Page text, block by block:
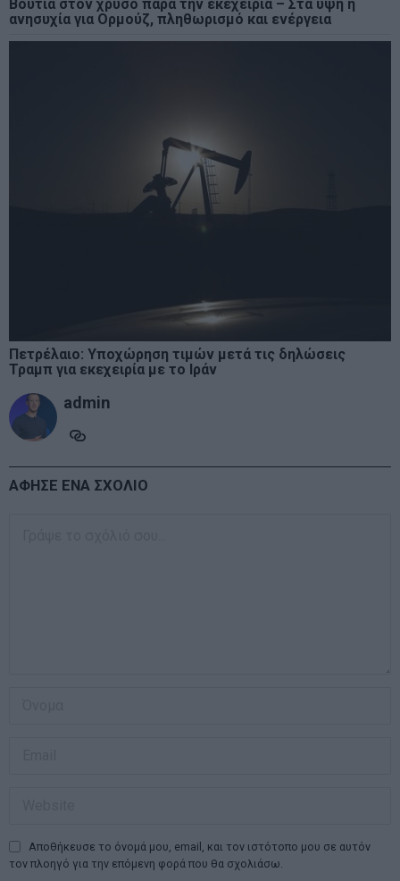
Βουτιά στον χρυσό παρά την εκεχειρία – Στα ύψη η
ανησυχία για Ορμούζ, πληθωρισμό και ενέργεια
Πετρέλαιο: Υποχώρηση τιμών μετά τις δηλώσεις
Τραμπ για εκεχειρία με το Ιράν
admin
ΑΦΗΣΕ ΕΝΑ ΣΧΟΛΙΟ
Αποθήκευσε το όνομά μου, email, και τον ιστότοπο μου σε αυτόν
τον πλοηγό για την επόμενη φορά που θα σχολιάσω.